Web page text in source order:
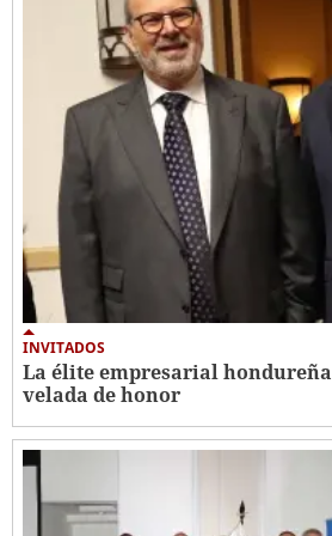
INVITADOS
La élite empresarial
velada de honor